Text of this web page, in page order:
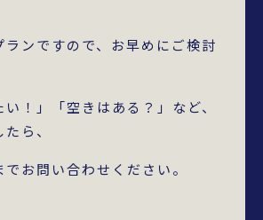
ンですので、お早めにご検討
い！」「空きはある？」など、
ら、
お問い合わせください。